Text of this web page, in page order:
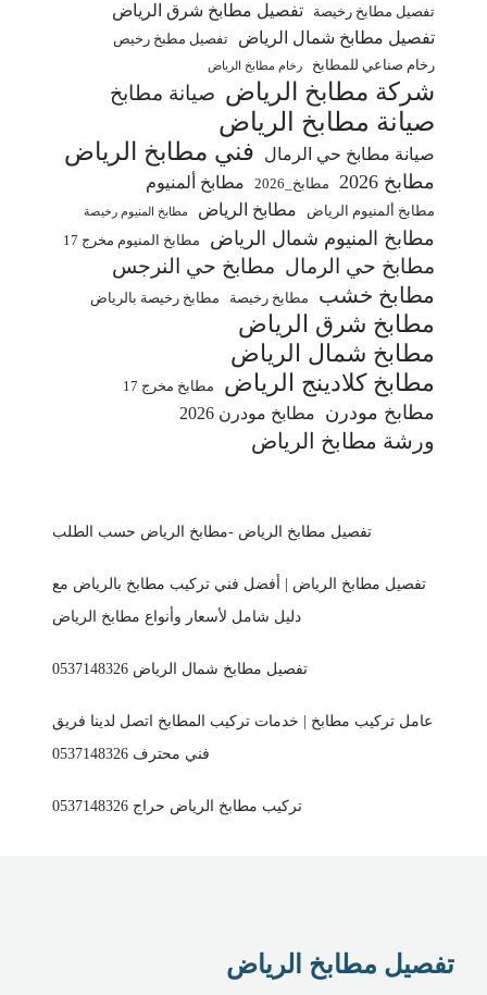
تفصيل مطابخ رخيصة
تفصيل مطابخ شرق الرياض
تفصيل مطابخ شمال الرياض
تفصيل مطبخ رخيص
رخام صناعي للمطابخ
رخام مطابخ الرياض
شركة مطابخ الرياض صيانة مطابخ
صيانة مطابخ الرياض
صيانة مطابخ حي الرمال فني مطابخ الرياض
مطابخ 2026 مطابخ_2026 مطابخ ألمنيوم
مطابخ ألمنيوم الرياض مطابخ الرياض مطابخ المنيوم رخيصة
مطابخ المنيوم شمال الرياض مطابخ المنيوم مخرج 17
مطابخ حي الرمال مطابخ حي النرجس
مطابخ خشب مطابخ رخيصة مطابخ رخيصة بالرياض
مطابخ شرق الرياض
مطابخ شمال الرياض
مطابخ كلادينج الرياض
مطابخ مخرج 17
مطابخ مودرن مطابخ مودرن 2026
ورشة مطابخ الرياض
تفصيل مطابخ الرياض -مطابخ الرياض حسب الطلب
تفصيل مطابخ الرياض | أفضل فني تركيب مطابخ بالرياض مع
دليل شامل لأسعار وأنواع مطابخ الرياض
تفصيل مطابخ شمال الرياض 0537148326
عامل تركيب مطابخ | خدمات تركيب المطابخ اتصل لدينا فريق
فني محترف 0537148326
تركيب مطابخ الرياض حراج 0537148326
تفصيل مطابخ الرياض